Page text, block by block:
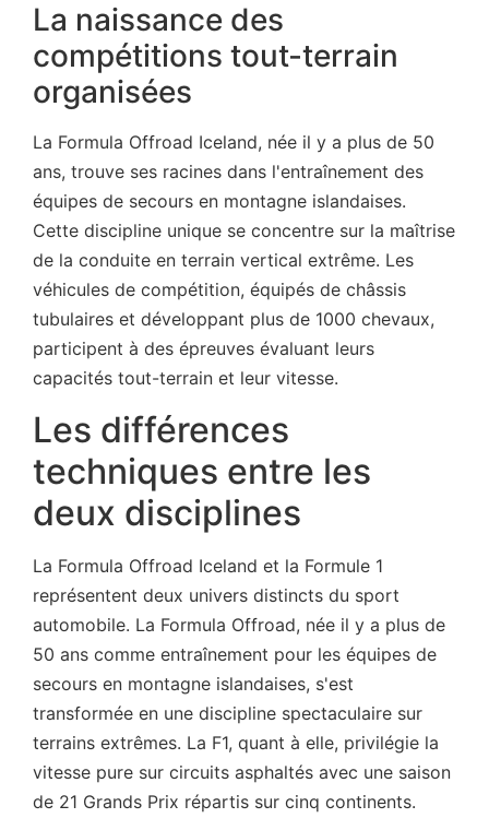
La naissance des
compétitions tout-terrain
organisées
La Formula Offroad Iceland, née il y a plus de 50
ans, trouve ses racines dans l'entraînement des
équipes de secours en montagne islandaises.
Cette discipline unique se concentre sur la maîtrise
de la conduite en terrain vertical extrême. Les
véhicules de compétition, équipés de châssis
tubulaires et développant plus de 1000 chevaux,
participent à des épreuves évaluant leurs
capacités tout-terrain et leur vitesse.
Les différences
techniques entre les
deux disciplines
La Formula Offroad Iceland et la Formule 1
représentent deux univers distincts du sport
automobile. La Formula Offroad, née il y a plus de
50 ans comme entraînement pour les équipes de
secours en montagne islandaises, s'est
transformée en une discipline spectaculaire sur
terrains extrêmes. La F1, quant à elle, privilégie la
vitesse pure sur circuits asphaltés avec une saison
de 21 Grands Prix répartis sur cinq continents.